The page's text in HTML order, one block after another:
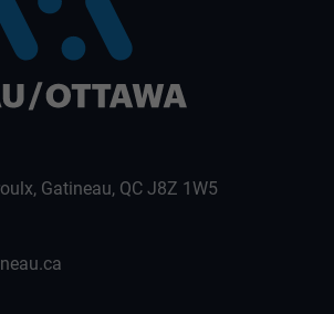
Gatineau, QC J8Z 1W5